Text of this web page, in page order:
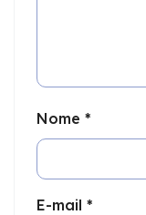
Nome *
E-mail *